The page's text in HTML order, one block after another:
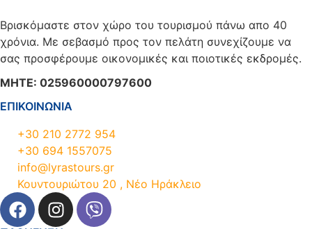
Βρισκόμαστε στον χώρο του τουρισμού πάνω απο 40
χρόνια. Με σεβασμό προς τον πελάτη συνεχίζουμε να
σας προσφέρουμε οικονομικές και ποιοτικές εκδρομές.
ΜΗΤΕ: 025960000797600
ΕΠΙΚΟΙΝΩΝΙΑ
+30 210 2772 954
+30 694 1557075
info@lyrastours.gr
Κουντουριώτου 20 , Νέο Ηράκλειο